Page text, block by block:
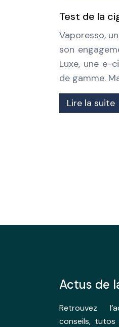
Test de la
Vaporesso,
son
Luxe, une e-
de gamme.
Lire la suite
Actus de
Retrouvez
conseils,